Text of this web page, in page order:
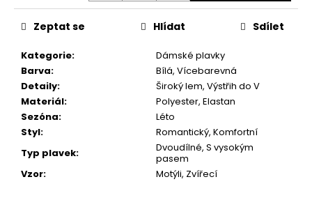
Kategorie:
Dámské plavky
Barva:
Bílá, Vícebarevná
Detaily:
Široký lem, Výstřih do V
Materiál:
Polyester, Elastan
Sezóna:
Léto
Styl:
Romantický, Komfortní
Typ plavek:
Dvoudílné, S vysokým
pasem
Vzor: Motýli, Zvířecí
Zeptat se Hlídat Sdílet
769
Kč